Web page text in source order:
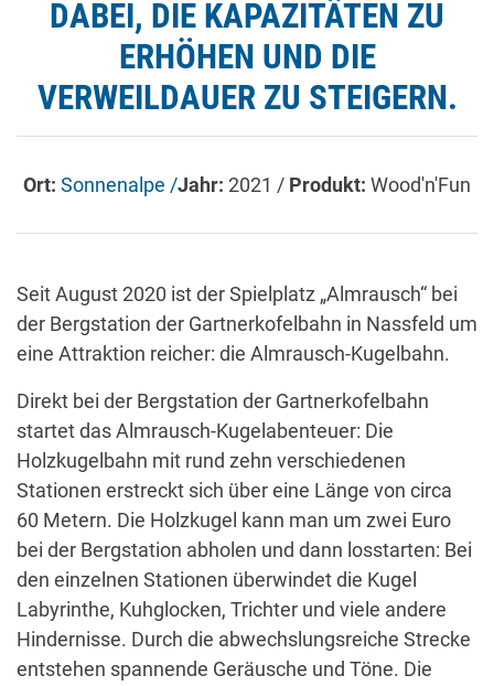
DABEI, DIE KAPAZITÄTEN ZU
ERHÖHEN UND DIE
VERWEILDAUER ZU STEIGERN.
Ort: Sonnenalpe /Jahr: 2021 / Produkt: Wood'n'Fun
Seit August 2020 ist der Spielplatz „Almrausch“ bei
der Bergstation der Gartnerkofelbahn in Nassfeld um
eine Attraktion reicher: die Almrausch-Kugelbahn.
Direkt bei der Bergstation der Gartnerkofelbahn
startet das Almrausch-Kugelabenteuer: Die
Holzkugelbahn mit rund zehn verschiedenen
Stationen erstreckt sich über eine Länge von circa
60 Metern. Die Holzkugel kann man um zwei Euro
bei der Bergstation abholen und dann losstarten: Bei
den einzelnen Stationen überwindet die Kugel
Labyrinthe, Kuhglocken, Trichter und viele andere
Hindernisse. Durch die abwechslungsreiche Strecke
entstehen spannende Geräusche und Töne. Die